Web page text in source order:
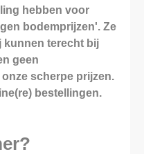
hebben voor
bodemprijzen'. Ze
kunnen terecht bij
geen
scherpe prijzen.
bestellingen.